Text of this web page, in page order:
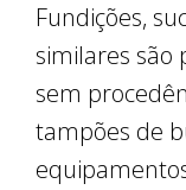
Fundições,
similares são
sem
tampões de